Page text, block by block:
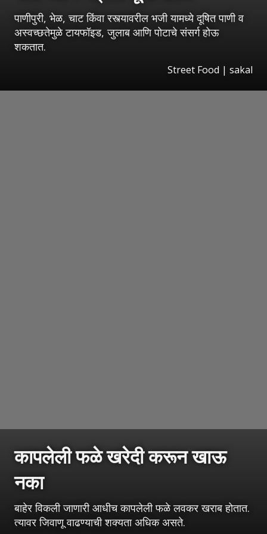
पाणीपुरी, भेळ, चाट किंवा रस्त्यावरील भजी यामध्ये दूषित पाणी व
अस्वच्छतेमुळे टायफॉइड, जुलाब आणि पोटाचे संसर्ग होऊ
शकतात.
Street Food | sakal
कापलेली फळे खरेदी करून खाऊ
नका
बाहेर विकली जाणारी आधीच कापलेली फळे लवकर खराब होतात.
त्यावर जिवाणू वाढण्याची शक्यता अधिक असते.